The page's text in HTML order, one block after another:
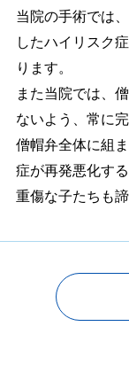
当院の手術では
したハイリスク
ります。
また当院では、
ないよう、常に
僧帽弁全体に組
症が再発悪化す
重傷な子たちも